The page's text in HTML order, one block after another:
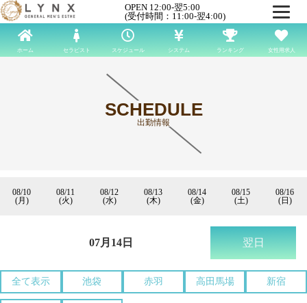
OPEN 12:00-翌5:00
(受付時間：11:00-翌4:00)
ホーム セラピスト スケジュール システム ランキング 女性用求人
SCHEDULE
出勤情報
08/10
(月)
08/11
(火)
08/12
(水)
08/13
(木)
08/14
(金)
08/15
(土)
08/16
(日)
07月14日 翌日
全て表示 池袋 赤羽 高田馬場 新宿